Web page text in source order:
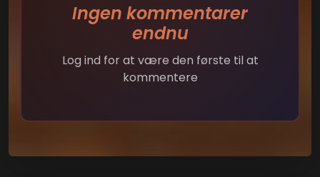
Ingen kommentarer
endnu
Log ind for at være den første til at
kommentere